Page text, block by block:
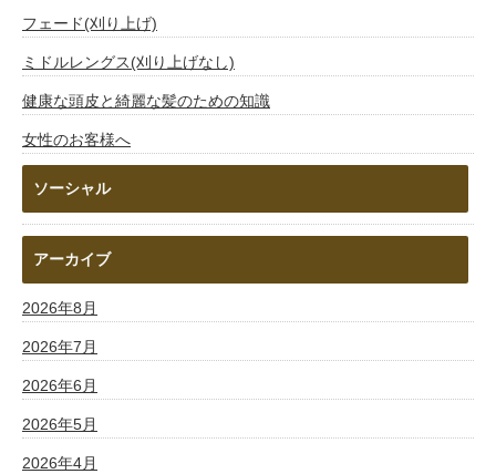
フェード(刈り上げ)
ミドルレングス(刈り上げなし)
健康な頭皮と綺麗な髪のための知識
女性のお客様へ
ソーシャル
アーカイブ
2026年8月
2026年7月
2026年6月
2026年5月
2026年4月